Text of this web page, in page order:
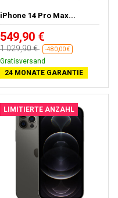
iPhone 14 Pro Max...
549,90 €
1 029,90 € -480,00 €
Kostenloses Geschenk
24 MONATE GARANTIE
LIMITIERTE ANZAHL